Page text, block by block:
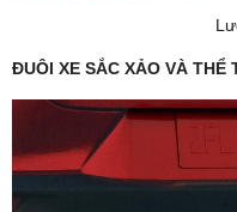
ĐUÔI XE SẮC XẢO VÀ THỂ